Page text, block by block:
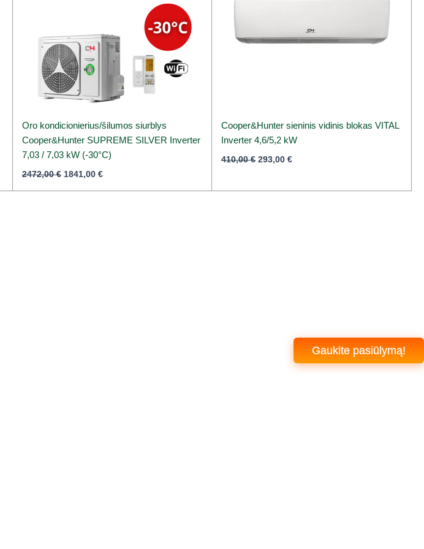
Oro kondicionierius/šilumos siurblys
Cooper&Hunter SUPREME SILVER Inverter
7,03 / 7,03 kW (-30°C)
2472,00€ 1841,00 €
Cooper&Hunter sieninis vidinis blokas VITAL
Inverter 4,6/5,2 kW
410,00€ 293,00€
Gaukite pasiūlymą!